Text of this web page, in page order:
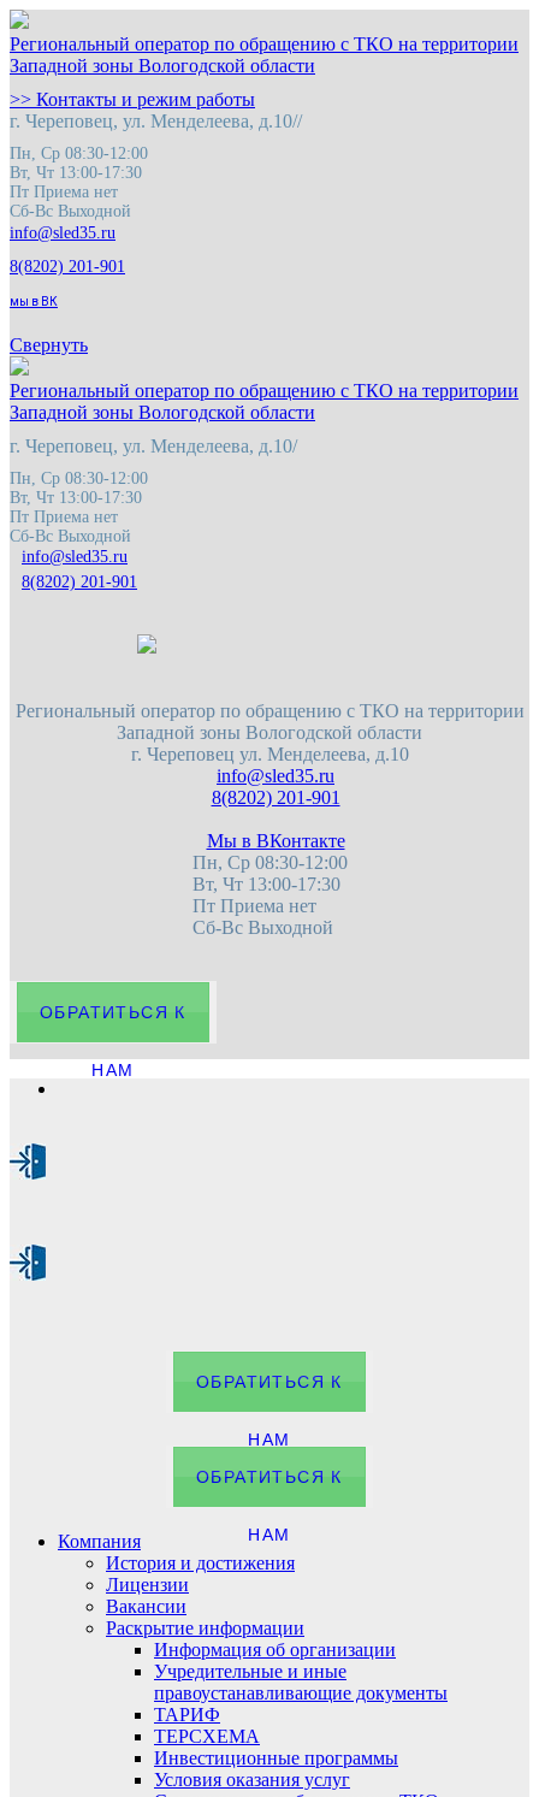
Региональный оператор по обращению с ТКО на территории
Западной зоны Вологодской области
>> Контакты и режим работы
г. Череповец, ул. Менделеева, д.10//
Пн, Ср 08:30-12:00
Вт, Чт 13:00-17:30
Пт Приема нет
Сб-Вс Выходной
8(8202) 201-901
мы в ВК
Свернуть
Региональный оператор по обращению с ТКО на территории
Западной зоны Вологодской области
г. Череповец, ул. Менделеева, д.10/
Пн, Ср 08:30-12:00
Вт, Чт 13:00-17:30
Пт Приема нет
Сб-Вс Выходной
8(8202) 201-901
Региональный оператор по обращению с ТКО на территории
Западной зоны Вологодской области
г. Череповец ул. Менделеева, д.10
8(8202) 201-901
Мы в ВКонтакте
Пн, Ср 08:30-12:00
Вт, Чт 13:00-17:30
Пт Приема нет
Сб-Вс Выходной
ОБРАТИТЬСЯ К
НАМ
ОБРАТИТЬСЯ К
НАМ
ОБРАТИТЬСЯ К
НАМ
Компания
История и достижения
Лицензии
Вакансии
Раскрытие информации
Информация об организации
Учредительные и иные
правоустанавливающие документы
ТАРИФ
ТЕРСХЕМА
Инвестиционные программы
Условия оказания услуг